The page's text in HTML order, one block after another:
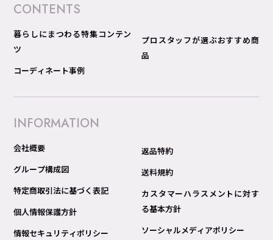
CONTENTS
暮らしにまつわる特集コンテン
ツ
コーディネート事例
プロスタッフが選ぶおすすめ商
品
INFORMATION
会社概要
グループ構成図
特定商取引法に基づく表記
個人情報保護方針
情報セキュリティポリシー
返品特約
送料規約
カスタマーハラスメントに対す
る基本方針
ソーシャルメディアポリシー